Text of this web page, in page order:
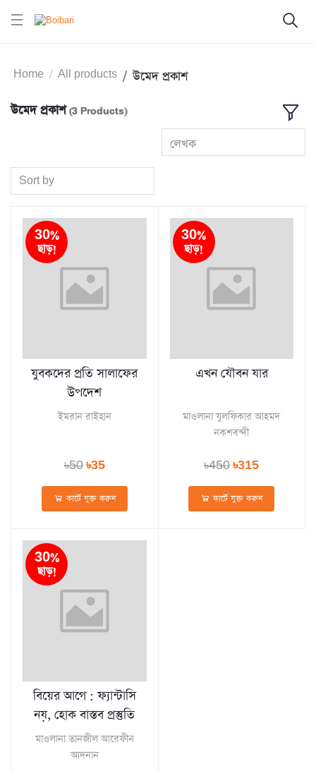
Home All products উমেদ প্রকাশ
উমেদ প্রকাশ(3 Products)
লেখক
Sort by
30%
ছাড়!
যুবকদের প্রতি সালাফের
উপদেশ
ইমরান রাইহান
৳50৳35
কার্টে যুক্ত করুন
30%
ছাড়!
এখন যৌবন যার
মাওলানা যুলফিকার আহমদ
নকশবন্দী
৳450৳315
কার্টে যুক্ত করুন
30%
ছাড়!
বিয়ের আগে : ফ্যান্টাসি
নয়, হোক বাস্তব প্রস্তুতি
মাওলানা তানজীল আরেফীন
আদনান